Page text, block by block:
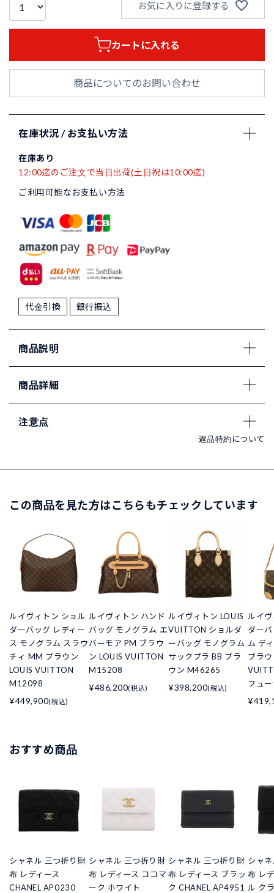
お気に入りに登録する
カートに入れる
商品についてのお問い合わせ
在庫状況 / お支払い方法
在庫あり
12:00迄のご注文で当日出荷(土日祝は10:00迄)
ご利用可能なお支払い方法
代金引換 銀行振込
商品説明
商品詳細
注意点
返品特約について
この商品を見た方はこちらもチェックしています
ルイヴィトン ショル
ダーバッグ レディー
ス モノグラム スラウ
チィ MM ブラウン
LOUIS VUITTON
M12098
¥449,900(税込)
ルイヴィトン ハンド
バッグ モノグラム エ
バーモア PM ブラウ
ン LOUIS VUITTON
M15208
¥486,200(税込)
ルイヴィトン LOUIS
VUITTON ショルダ
ーバッグ モノグラム
サックプラ BB ブラ
ウン M46265
¥398,200(税込)
ルイ
ダー
ム デ
ブラ
フュ
おすすめ商品
シャネル 三つ折り財
布 レディース
CHANEL AP0230
シャネル 三つ折り財
布 レディース ココマ
ーク ホワイト
シャネル 三つ折り財
布 レディース ブラッ
ク CHANEL AP4951
シャ
布 レ
ル ク